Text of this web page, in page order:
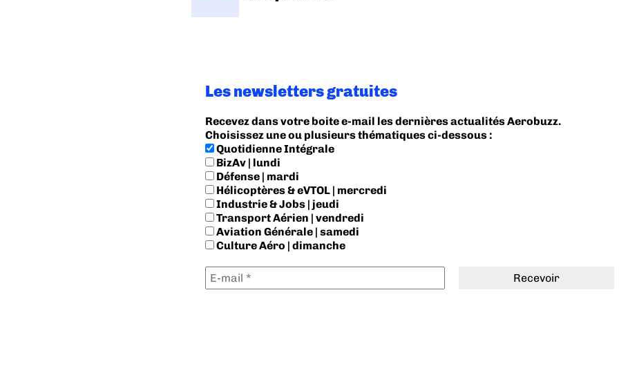
Les newsletters gratuites
Recevez dans votre boite e-mail les dernières actualités Aerobuzz.
Choisissez une ou plusieurs thématiques ci-dessous :
Quotidienne Intégrale
BizAv | lundi
Défense | mardi
Hélicoptères & eVTOL | mercredi
Industrie & Jobs | jeudi
Transport Aérien | vendredi
Aviation Générale | samedi
Culture Aéro | dimanche